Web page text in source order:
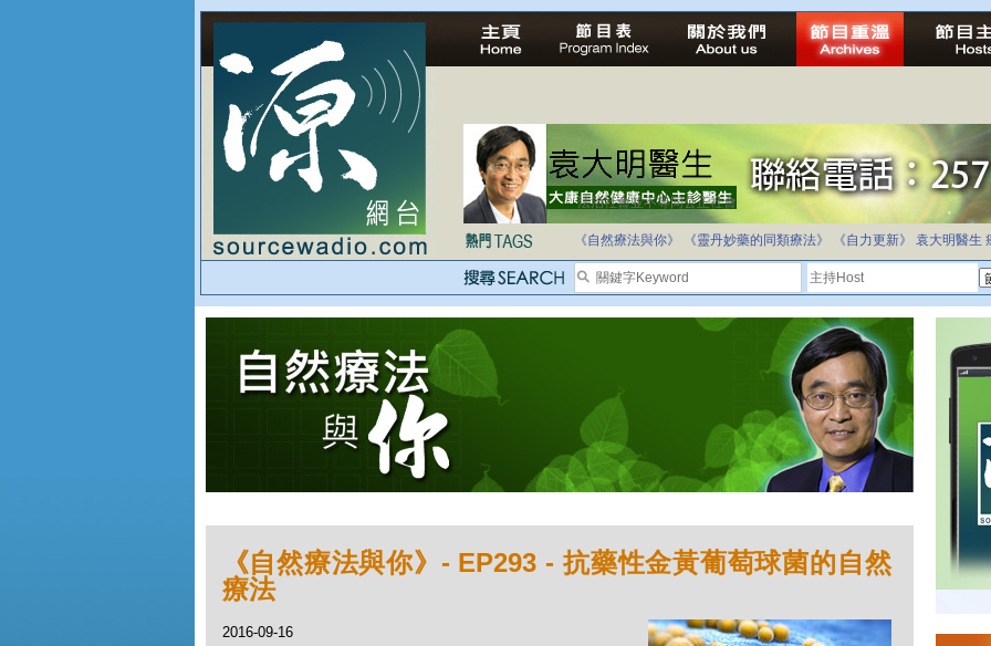
法治社會並不等同公正社會
自家教育合法化-推動多元化教育，全民學卷制
《自然療法與你》
《靈丹妙藥的同類療法》 《自力更新》 袁大明醫生
《自然療法與你》- EP293 - 抗藥性金黃葡萄球菌的自然
療法
2016-09-16